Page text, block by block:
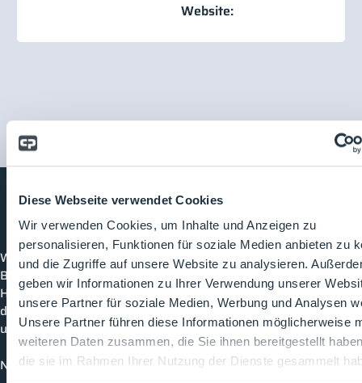
Diese Webseite verwendet Cookies
Wir verwenden Cookies, um Inhalte und Anzeigen zu
personalisieren, Funktionen für soziale Medien anbieten zu
und die Zugriffe auf unsere Website zu analysieren.
geben wir Informationen zu Ihrer Verwendung unserer
unsere Partner für soziale Medien, Werbung und Analysen
Unsere Partner führen diese Informationen möglicherweise
weiteren Daten zusammen, die Sie ihnen bereitgestellt
die sie im Rahmen Ihrer Nutzung der Dienste gesammelt
Website:
CleanroomProcesses
Willkommen bei CleanroomProcesses, der
Branchenplattform für Reinraum und Prozesstechnik.
Hier bleibst du immer auf dem neuesten Stand, kannst
dich mit anderen verknüpfen und alle relevanten Themen
und Events der Branche entdecken.
News